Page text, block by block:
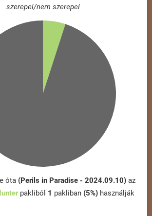
szerepel/nem szerepel
óta (Perils in Paradise - 2024.09.10) az
pakliból 1 pakliban (5%) használják